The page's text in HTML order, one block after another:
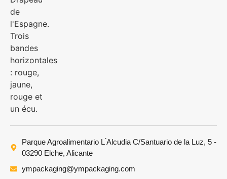
Parque Agroalimentario L ́Alcudia C/Santuario de la Luz, 5 -
03290 Elche, Alicante
ympackaging@ympackaging.com